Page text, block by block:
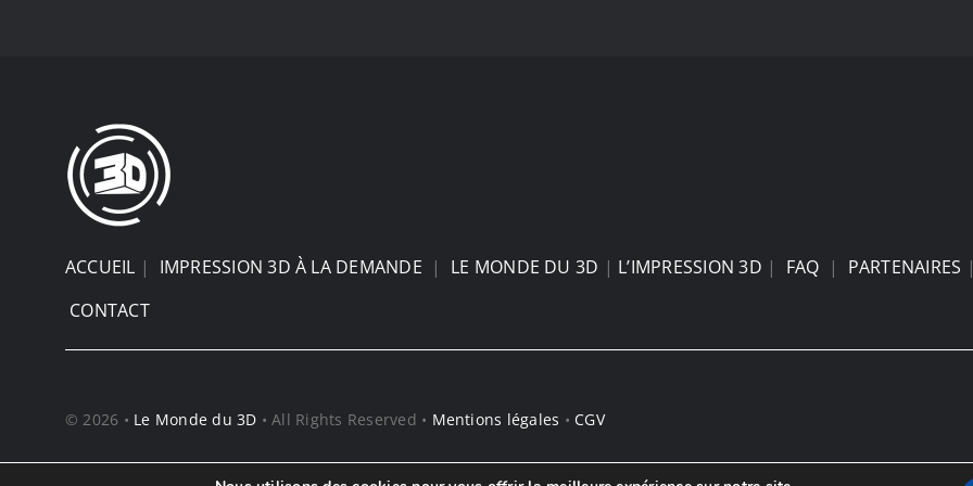
ACCUEIL | IMPRESSION 3D À LA DEMANDE | LE MONDE DU 3D | L’IMPRESSION 3D | FAQ | PARTENAIRES
CONTACT
© 2026 • Le Monde du 3D • All Rights Reserved • Mentions légales • CGV